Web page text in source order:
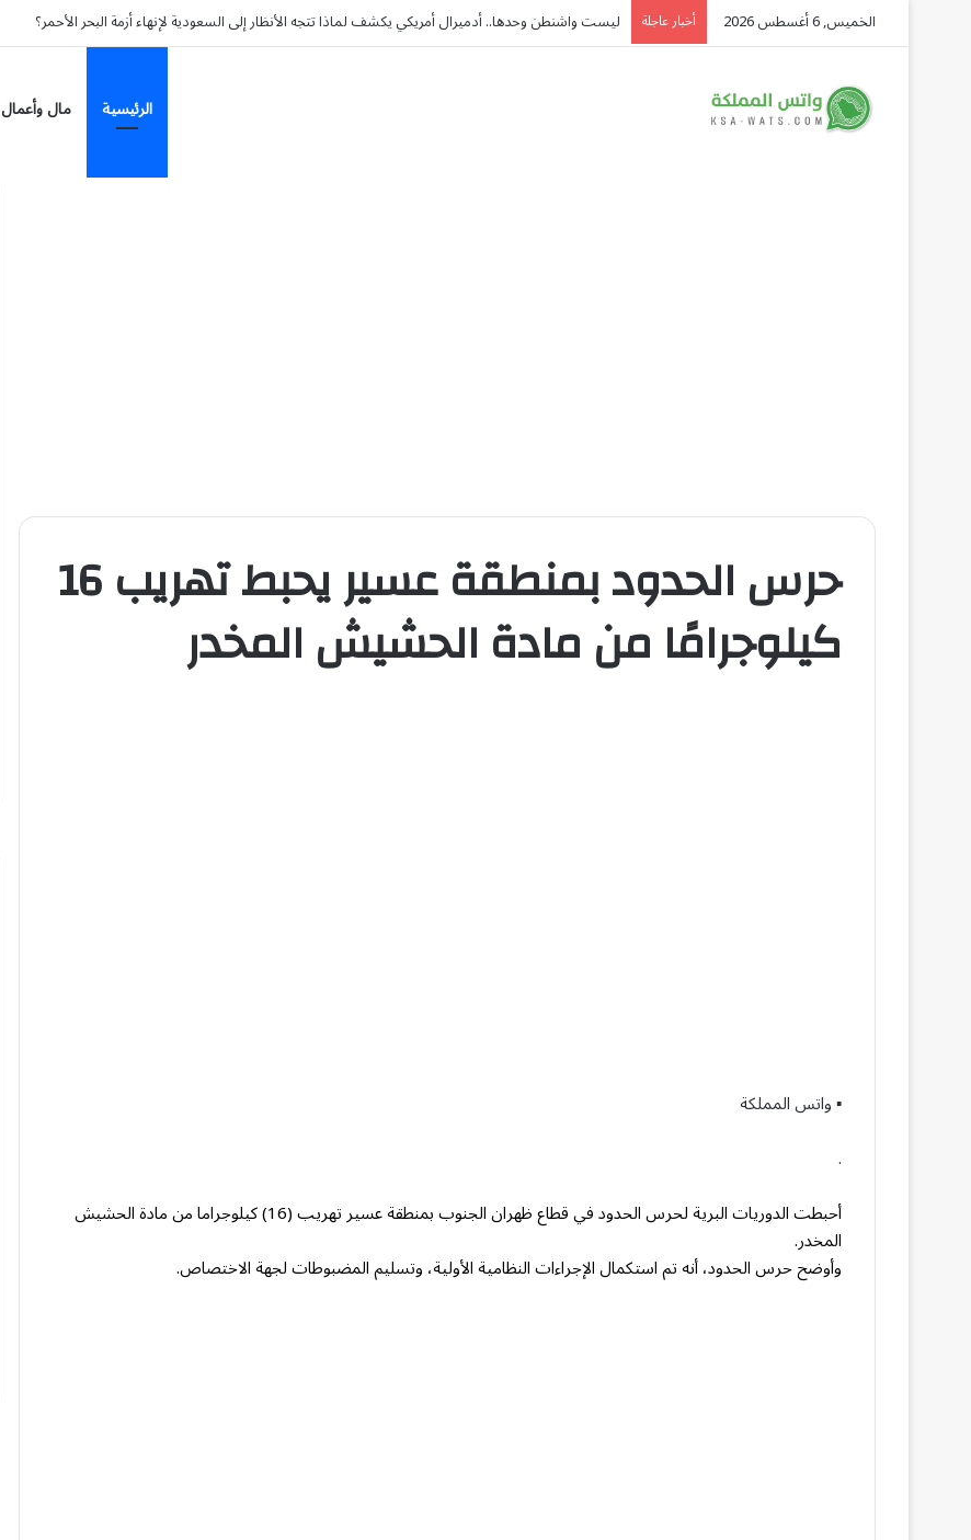
الخميس, 6 أغسطس 2026 أخبار عاجلة ليست واشنطن وحدها.. أدميرال أمريكي يكشف لماذا تتجه الأنظار إلى السعودية لإنهاء أزمة البحر الأحمر؟
الرئيسية مال وأعمال
حرس الحدود بمنطقة عسير يحبط تهريب 16
كيلوجرامًا من مادة الحشيش المخدر
▪︎ واتس المملكة
.
أحبطت الدوريات البرية لحرس الحدود في قطاع ظهران الجنوب بمنطقة عسير تهريب (16) كيلوجراما من مادة الحشيش
المخدر.
وأوضح حرس الحدود، أنه تم استكمال الإجراءات النظامية الأولية، وتسليم المضبوطات لجهة الاختصاص.